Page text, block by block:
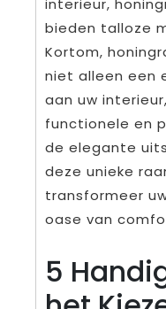
interieur,
bieden talloze
Kortom,
niet alleen een
aan uw
functionele en
de elegante
deze unieke
transformeer
oase van
5